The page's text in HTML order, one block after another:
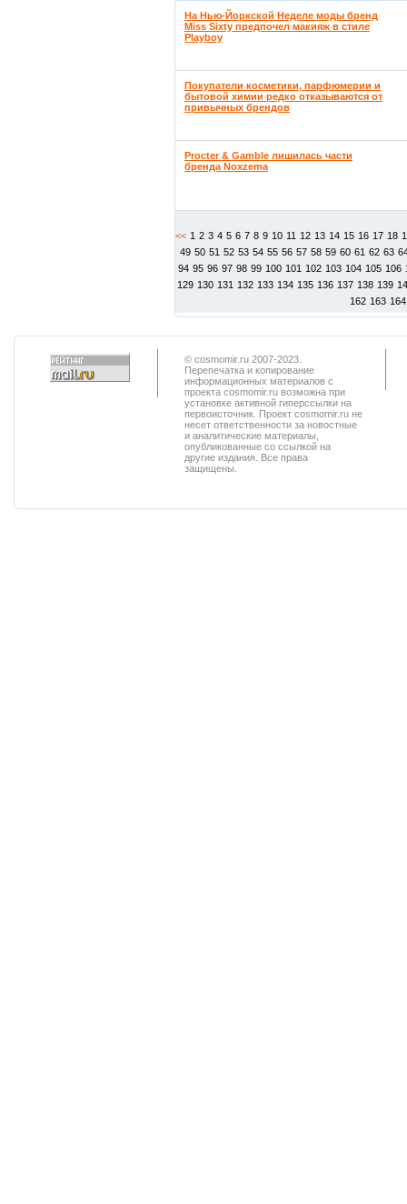
На Нью-Йоркской Неделе моды бренд
Miss Sixty предпочел макияж в стиле
Playboy
Покупатели косметики, парфюмерии и
бытовой химии редко отказываются от
привычных брендов
Procter & Gamble лишилась части
бренда Noxzema
<< 1 2 3 4 5 6 7 8 9 10 11 12 13 14 15 16 17 18
49 50 51 52 53 54 55 56 57 58 59 60 61 62 63
94 95 96 97 98 99 100 101 102 103 104 105 106
129 130 131 132 133 134 135 136 137 138 139
162 163 164
© cosmomir.ru 2007-2023.
Перепечатка и копирование
информационных материалов с
проекта cosmomir.ru возможна при
установке активной гиперссылки на
первоисточник. Проект cosmomir.ru не
несет ответственности за новостные
и аналитические материалы,
опубликованные со ссылкой на
другие издания. Все права
защищены.